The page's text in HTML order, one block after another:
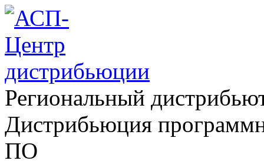
Региональный
Дистрибьюция
ПО